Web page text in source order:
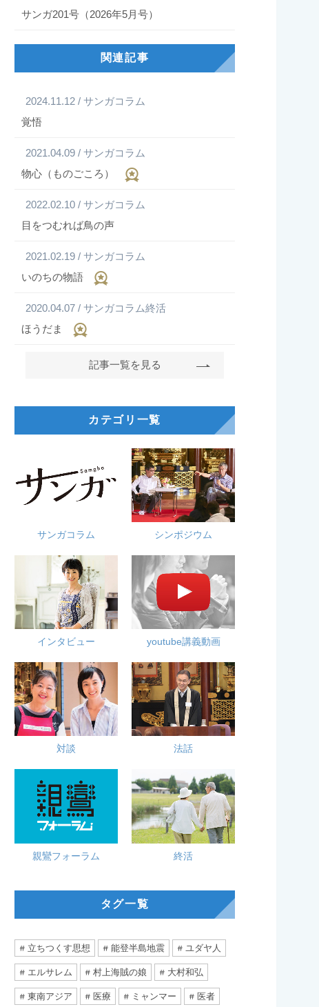
サンガ201号（2026年5月号）
関連記事
2024.11.12 / サンガコラム
覚悟
2021.04.09 / サンガコラム
物心（ものごころ）
2022.02.10 / サンガコラム
目をつむれば鳥の声
2021.02.19 / サンガコラム
いのちの物語
2020.04.07 / サンガコラム終活
ほうだま
記事一覧を見る
カテゴリ一覧
サンガコラム シンポジウム
インタビュー youtube講義動画
対談 法話
親鸞フォーラム 終活
タグ一覧
立ちつくす思想 能登半島地震 ユダヤ人
エルサレム 村上海賊の娘 大村和弘
東南アジア 医療 ミャンマー 医者